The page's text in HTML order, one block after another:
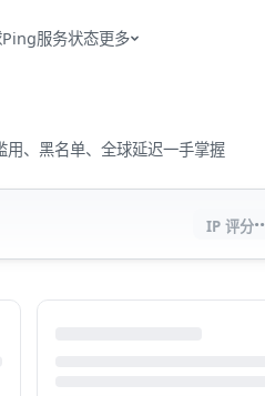
服务状态更多
、黑名单、全球延迟一手掌握
IP 评分··